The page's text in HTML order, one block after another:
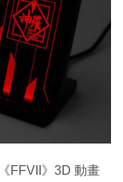
FFVII》3D 動畫